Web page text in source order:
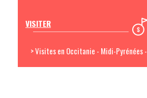
VISITER
> Visites en Occitanie - Midi-Pyrénées